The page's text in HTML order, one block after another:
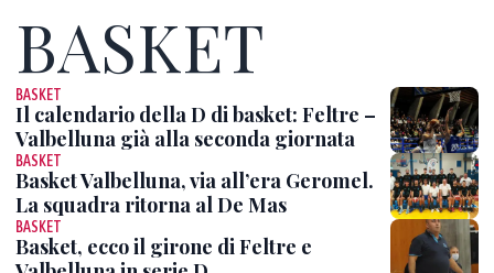
BASKET
BASKET
Il calendario della D di basket: Feltre –
Valbelluna già alla seconda giornata
BASKET
Basket Valbelluna, via all’era Geromel.
La squadra ritorna al De Mas
BASKET
Basket, ecco il girone di Feltre e